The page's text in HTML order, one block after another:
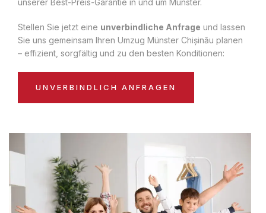
unserer Best-Preis-Garantie in und um Münster.
Stellen Sie jetzt eine unverbindliche Anfrage und lassen
Sie uns gemeinsam Ihren Umzug Münster Chișinău planen
– effizient, sorgfältig und zu den besten Konditionen:
UNVERBINDLICH ANFRAGEN